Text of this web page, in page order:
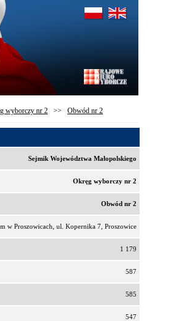
wyborczy nr 2 >> Obwód nr 2
Sejmik Województwa Małopolskiego
Okręg wyborczy nr 2
Obwód nr 2
w Proszowicach, ul. Kopernika 7, Proszowice
1 179
587
585
547